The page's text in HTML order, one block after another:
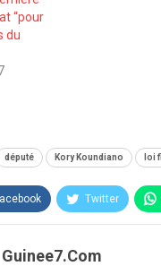
‘‘pour
du
député Kory Koundiano loi
Twitter
Guinee7.com